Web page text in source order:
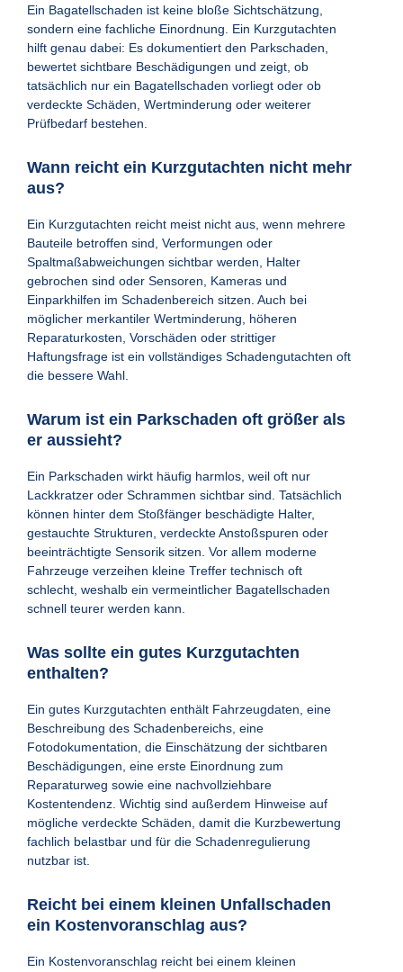
Ein Bagatellschaden ist keine bloße Sichtschätzung,
sondern eine fachliche Einordnung. Ein Kurzgutachten
hilft genau dabei: Es dokumentiert den Parkschaden,
bewertet sichtbare Beschädigungen und zeigt, ob
tatsächlich nur ein Bagatellschaden vorliegt oder ob
verdeckte Schäden, Wertminderung oder weiterer
Prüfbedarf bestehen.
Wann reicht ein Kurzgutachten nicht mehr
aus?
Ein Kurzgutachten reicht meist nicht aus, wenn mehrere
Bauteile betroffen sind, Verformungen oder
Spaltmaßabweichungen sichtbar werden, Halter
gebrochen sind oder Sensoren, Kameras und
Einparkhilfen im Schadenbereich sitzen. Auch bei
möglicher merkantiler Wertminderung, höheren
Reparaturkosten, Vorschäden oder strittiger
Haftungsfrage ist ein vollständiges Schadengutachten oft
die bessere Wahl.
Warum ist ein Parkschaden oft größer als
er aussieht?
Ein Parkschaden wirkt häufig harmlos, weil oft nur
Lackkratzer oder Schrammen sichtbar sind. Tatsächlich
können hinter dem Stoßfänger beschädigte Halter,
gestauchte Strukturen, verdeckte Anstoßspuren oder
beeinträchtigte Sensorik sitzen. Vor allem moderne
Fahrzeuge verzeihen kleine Treffer technisch oft
schlecht, weshalb ein vermeintlicher Bagatellschaden
schnell teurer werden kann.
Was sollte ein gutes Kurzgutachten
enthalten?
Ein gutes Kurzgutachten enthält Fahrzeugdaten, eine
Beschreibung des Schadenbereichs, eine
Fotodokumentation, die Einschätzung der sichtbaren
Beschädigungen, eine erste Einordnung zum
Reparaturweg sowie eine nachvollziehbare
Kostentendenz. Wichtig sind außerdem Hinweise auf
mögliche verdeckte Schäden, damit die Kurzbewertung
fachlich belastbar und für die Schadenregulierung
nutzbar ist.
Reicht bei einem kleinen Unfallschaden
ein Kostenvoranschlag aus?
Ein Kostenvoranschlag reicht bei einem kleinen